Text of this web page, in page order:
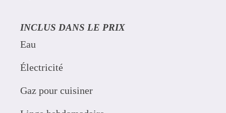
INCLUS DANS LE PRIX
Eau
Électricité
Gaz pour cuisiner